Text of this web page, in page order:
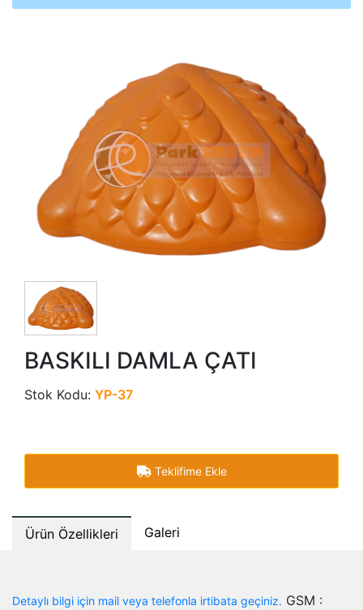
BASKILI DAMLA ÇATI
Stok Kodu: YP-37
Teklifime Ekle
Ürün Özellikleri Galeri
Detaylı bilgi için mail veya telefonla irtibata geçiniz. GSM :